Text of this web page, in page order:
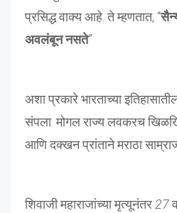
प्रसिद्ध वाक्य आहे. ते म्हणतात, “
अवलंबून नसते”
अशा प्रकारे भारताच्या
संपला. मोगल राज्य लवकरच
आणि दक्खन प्रांताने मराठा
शिवाजी महाराजांच्या मृत्यूनंतर 27